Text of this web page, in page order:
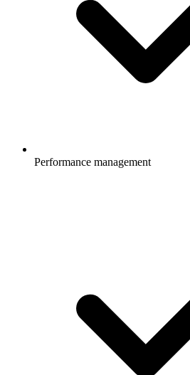
Performance management